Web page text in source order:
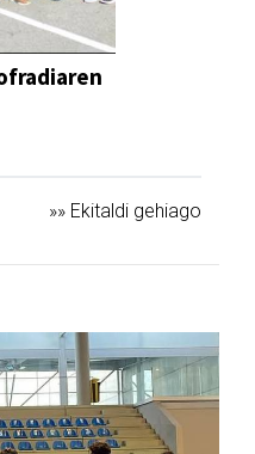
»» Ekitaldi gehiago